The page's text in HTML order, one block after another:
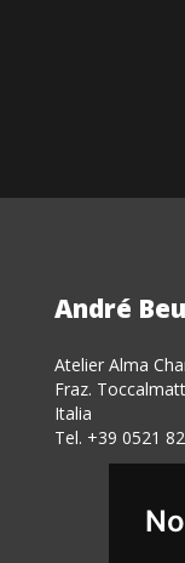
André
Atelier Alma
Fraz.
Italia
Tel. +39 0521